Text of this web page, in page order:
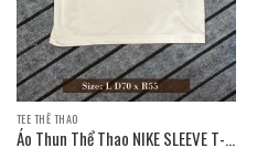
TEE THỂ THAO
Áo Thun Thể Thao NIKE SLEEVE T-